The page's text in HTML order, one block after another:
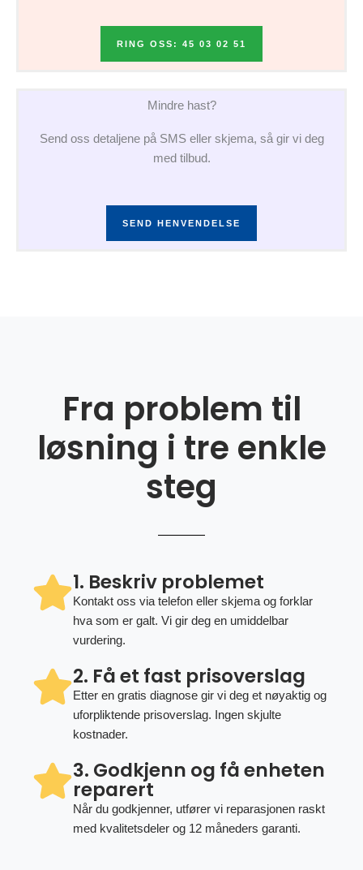
RING OSS: 45 03 02 51
Mindre hast?
Send oss detaljene på SMS eller skjema, så gir vi deg
med tilbud.
SEND HENVENDELSE
Fra problem til
løsning i tre enkle
steg
1. Beskriv problemet
Kontakt oss via telefon eller skjema og forklar
hva som er galt. Vi gir deg en umiddelbar
vurdering.
2. Få et fast prisoverslag
Etter en gratis diagnose gir vi deg et nøyaktig og
uforpliktende prisoverslag. Ingen skjulte
kostnader.
3. Godkjenn og få enheten
reparert
Når du godkjenner, utfører vi reparasjonen raskt
med kvalitetsdeler og 12 måneders garanti.